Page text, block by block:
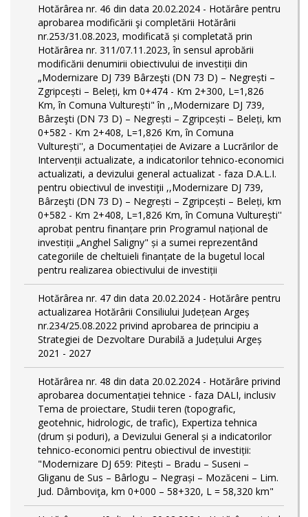
Hotărârea nr. 46 din data 20.02.2024 - Hotărâre pentru
aprobarea modificării şi completării Hotărârii
nr.253/31.08.2023, modificată și completată prin
Hotărârea nr. 311/07.11.2023, în sensul aprobării
modificării denumirii obiectivului de investiții din
„Modernizare DJ 739 Bârzeşti (DN 73 D) – Negrești –
Zgripcești – Beleți, km 0+474 - Km 2+300, L=1,826
Km, în Comuna Vulturești" în ,,Modernizare DJ 739,
Bârzeşti (DN 73 D) – Negrești – Zgripcești – Beleți, km
0+582 - Km 2+408, L=1,826 Km, în Comuna
Vulturești'', a Documentației de Avizare a Lucrărilor de
Intervenții actualizate, a indicatorilor tehnico-economici
actualizati, a devizului general actualizat - faza D.A.L.I.
pentru obiectivul de investiţii ,,Modernizare DJ 739,
Bârzeşti (DN 73 D) – Negrești – Zgripcești – Beleți, km
0+582 - Km 2+408, L=1,826 Km, în Comuna Vulturești''
aprobat pentru finanțare prin Programul național de
investiții „Anghel Saligny" și a sumei reprezentând
categoriile de cheltuieli finanțate de la bugetul local
pentru realizarea obiectivului de investiții
Hotărârea nr. 47 din data 20.02.2024 - Hotărâre pentru
actualizarea Hotărârii Consiliului Județean Argeș
nr.234/25.08.2022 privind aprobarea de principiu a
Strategiei de Dezvoltare Durabilă a Județului Argeș
2021 - 2027
Hotărârea nr. 48 din data 20.02.2024 - Hotărâre privind
aprobarea documentației tehnice - faza DALI, inclusiv
Tema de proiectare, Studii teren (topografic,
geotehnic, hidrologic, de trafic), Expertiza tehnica
(drum și poduri), a Devizului General și a indicatorilor
tehnico-economici pentru obiectivul de investiții:
"Modernizare DJ 659: Pitești – Bradu – Suseni –
Gliganu de Sus – Bârlogu – Negrași – Mozăceni – Lim.
Jud. Dâmboviţa, km 0+000 – 58+320, L = 58,320 km"